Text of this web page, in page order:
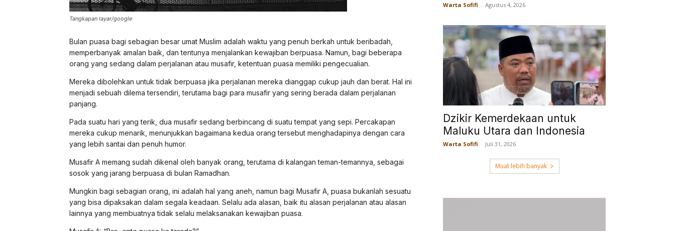
Tangkapan layar/google
Bulan puasa bagi sebagian besar umat Muslim adalah waktu yang penuh berkah untuk beribadah,
memperbanyak amalan baik, dan tentunya menjalankan kewajiban berpuasa. Namun, bagi beberapa
orang yang sedang dalam perjalanan atau musafir, ketentuan puasa memiliki pengecualian.
Mereka dibolehkan untuk tidak berpuasa jika perjalanan mereka dianggap cukup jauh dan berat. Hal ini
menjadi sebuah dilema tersendiri, terutama bagi para musafir yang sering berada dalam perjalanan
panjang.
Pada suatu hari yang terik, dua musafir sedang berbincang di suatu tempat yang sepi. Percakapan
mereka cukup menarik, menunjukkan bagaimana kedua orang tersebut menghadapinya dengan cara
yang lebih santai dan penuh humor.
Musafir A memang sudah dikenal oleh banyak orang, terutama di kalangan teman-temannya, sebagai
sosok yang jarang berpuasa di bulan Ramadhan.
Mungkin bagi sebagian orang, ini adalah hal yang aneh, namun bagi Musafir A, puasa bukanlah sesuatu
yang bisa dipaksakan dalam segala keadaan. Selalu ada alasan, baik itu alasan perjalanan atau alasan
lainnya yang membuatnya tidak selalu melaksanakan kewajiban puasa.
Warta Sofifi - Agustus 4, 2026
Dzikir Kemerdekaan untuk
Maluku Utara dan Indonesia
Warta Sofifi - Juli 31, 2026
Muat lebih banyak